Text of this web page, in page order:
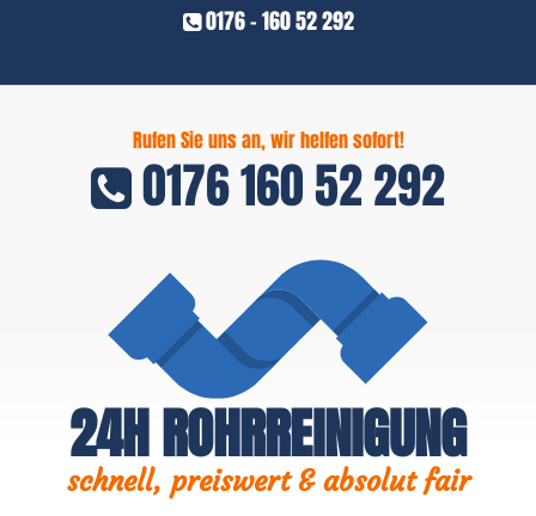
0176 - 160 52 292
Rufen Sie uns an, wir helfen sofort!
0176 160 52 292
24H ROHRREINIGUNG
schnell, preiswert & absolut fair